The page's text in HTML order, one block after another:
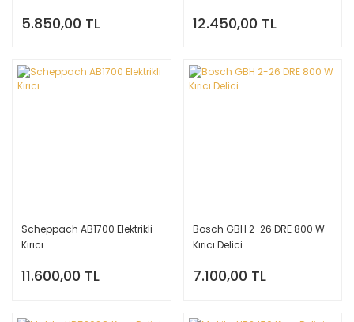
5.850,00 TL 12.450,00 TL
Scheppach AB1700 Elektrikli
Kırıcı
11.600,00 TL
Bosch GBH 2-26 DRE 800 W
Kırıcı Delici
7.100,00 TL